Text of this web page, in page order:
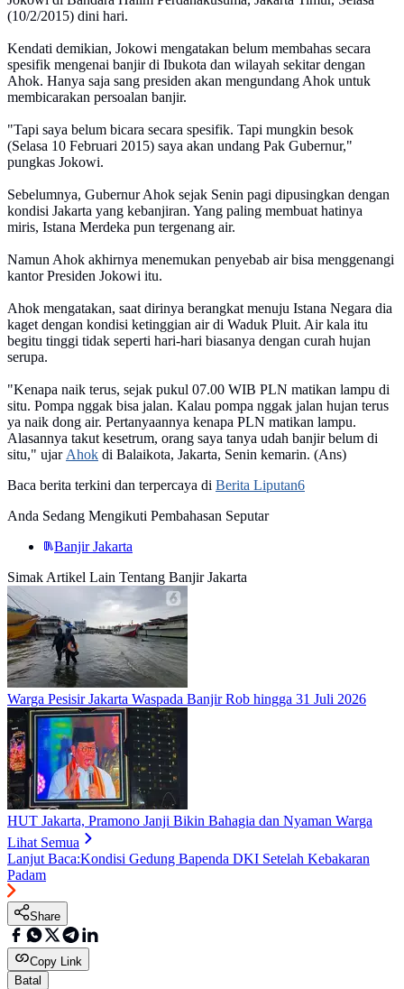
(10/2/2015) dini hari.
Kendati demikian, Jokowi mengatakan belum membahas secara
spesifik mengenai banjir di Ibukota dan wilayah sekitar dengan
Ahok. Hanya saja sang presiden akan mengundang Ahok untuk
membicarakan persoalan banjir.
"Tapi saya belum bicara secara spesifik. Tapi mungkin besok
(Selasa 10 Februari 2015) saya akan undang Pak Gubernur,"
pungkas Jokowi.
Sebelumnya, Gubernur Ahok sejak Senin pagi dipusingkan dengan
kondisi Jakarta yang kebanjiran. Yang paling membuat hatinya
miris, Istana Merdeka pun tergenang air.
Namun Ahok akhirnya menemukan penyebab air bisa menggenangi
kantor Presiden Jokowi itu.
Ahok mengatakan, saat dirinya berangkat menuju Istana Negara dia
kaget dengan kondisi ketinggian air di Waduk Pluit. Air kala itu
begitu tinggi tidak seperti hari-hari biasanya dengan curah hujan
serupa.
"Kenapa naik terus, sejak pukul 07.00 WIB PLN matikan lampu di
situ. Pompa nggak bisa jalan. Kalau pompa nggak jalan hujan terus
ya naik dong air. Pertanyaannya kenapa PLN matikan lampu.
Alasannya takut kesetrum, orang saya tanya udah banjir belum di
situ," ujarAhok di Balaikota, Jakarta, Senin kemarin. (Ans)
Baca berita terkini dan terpercaya di Berita Liputan6
Anda Sedang Mengikuti Pembahasan Seputar
Banjir Jakarta
Simak Artikel Lain Tentang Banjir Jakarta
Warga Pesisir Jakarta Waspada Banjir Rob hingga 31 Juli 2026
HUT Jakarta, Pramono Janji Bikin Bahagia dan Nyaman Warga
Lihat Semua
Lanjut Baca:Kondisi Gedung Bapenda DKI Setelah Kebakaran
Padam
Share
Copy Link
Batal